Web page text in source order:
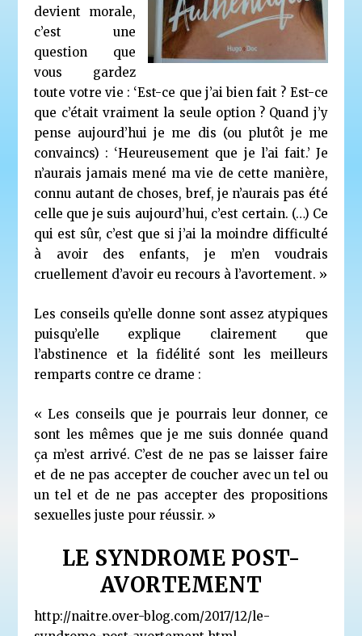
devient morale,
c’est une
question que
vous gardez
toute votre vie : ‘Est-ce que j’ai bien fait ? Est-ce
que c’était vraiment la seule option ? Quand j’y
pense aujourd’hui je me dis (ou plutôt je me
convaincs) : ‘Heureusement que je l’ai fait.’ Je
n’aurais jamais mené ma vie de cette manière,
connu autant de choses, bref, je n’aurais pas été
celle que je suis aujourd’hui, c’est certain. (…) Ce
qui est sûr, c’est que si j’ai la moindre difficulté
à avoir des enfants, je m’en voudrais
cruellement d’avoir eu recours à l’avortement. »
Les conseils qu’elle donne sont assez atypiques
puisqu’elle explique clairement que
l’abstinence et la fidélité sont les meilleurs
remparts contre ce drame :
« Les conseils que je pourrais leur donner, ce
sont les mêmes que je me suis donnée quand
ça m’est arrivé. C’est de ne pas se laisser faire
et de ne pas accepter de coucher avec un tel ou
un tel et de ne pas accepter des propositions
sexuelles juste pour réussir. »
LE SYNDROME POST-
AVORTEMENT
http://naitre.over-blog.com/2017/12/le-